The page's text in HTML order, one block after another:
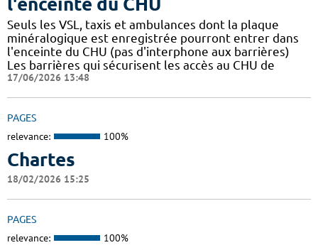
Seuls les VSL, taxis et ambulances dont la plaque
minéralogique est enregistrée pourront entrer dans
l'enceinte du CHU (pas d'interphone aux barrières)
Les barrières qui sécurisent les accès au CHU de
17/06/2026 13:48
PAGES
relevance: 100%
Chartes
18/02/2026 15:25
PAGES
relevance: 100%